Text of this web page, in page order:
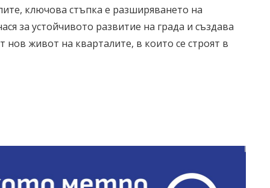
ключова стъпка е разширяването на
за устойчивото развитие на града и създава
живот на кварталите, в които се строят в